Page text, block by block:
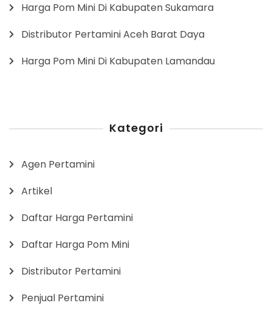
Harga Pom Mini Di Kabupaten Sukamara
Distributor Pertamini Aceh Barat Daya
Harga Pom Mini Di Kabupaten Lamandau
Kategori
Agen Pertamini
Artikel
Daftar Harga Pertamini
Daftar Harga Pom Mini
Distributor Pertamini
Penjual Pertamini